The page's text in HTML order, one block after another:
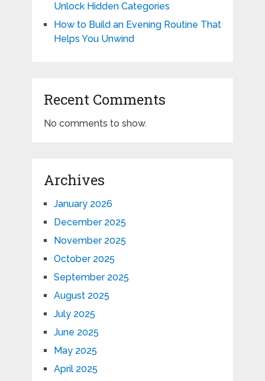
Unlock Hidden Categories
How to Build an Evening Routine That
Helps You Unwind
Recent Comments
No comments to show.
Archives
January 2026
December 2025
November 2025
October 2025
September 2025
August 2025
July 2025
June 2025
May 2025
April 2025